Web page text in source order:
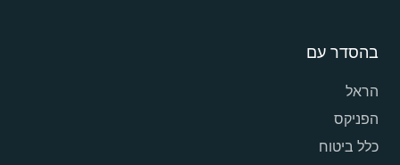
בהסדר עם
הראל
הפניקס
כלל ביטוח